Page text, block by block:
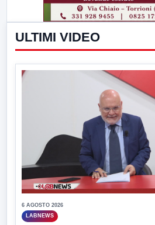
ULTIMI VIDEO
6 AGOSTO 2026
LABNEWS